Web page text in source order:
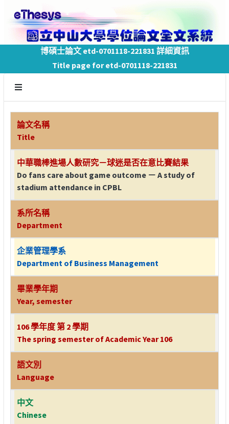
博碩士論文 etd-0701118-221831 詳細資訊
Title page for etd-0701118-221831
論文名稱
Title
中華職棒進場人數研究－球迷是否在意比賽結果
Do fans care about game outcome － A study of
stadium attendance in CPBL
系所名稱
Department
企業管理學系
Department of Business Management
畢業學年期
Year, semester
106 學年度 第 2 學期
The spring semester of Academic Year 106
語文別
Language
中文
Chinese